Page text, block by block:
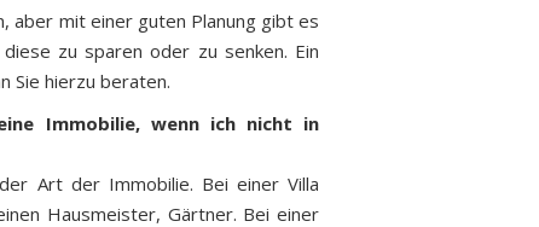
aber mit einer guten Planung gibt es
zu sparen oder zu senken. Ein
Sie hierzu beraten.
Immobilie, wenn ich nicht in
Art der Immobilie. Bei einer Villa
Hausmeister, Gärtner. Bei einer